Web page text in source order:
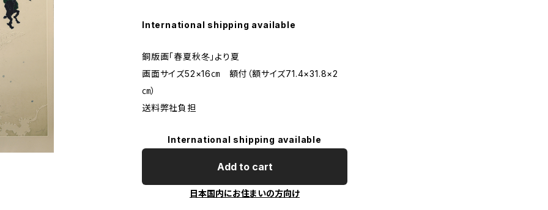
International shipping available
銅版画「春夏秋冬」より夏
画面サイズ52×16㎝ 額付（額サイズ71.4×31.8×2
㎝）
送料弊社負担
International shipping available
Add to cart
日本国内にお住まいの方向け